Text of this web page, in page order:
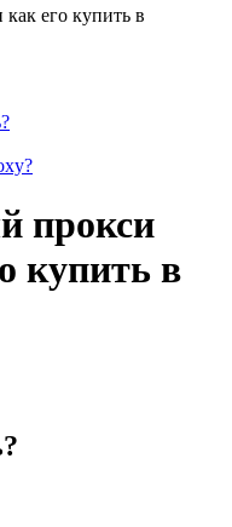
его купить в
прокси
купить в